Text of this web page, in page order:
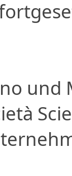
und